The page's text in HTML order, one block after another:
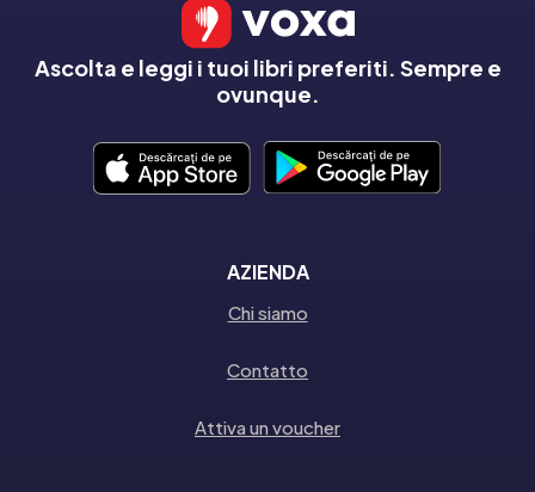
Ascolta e leggi i tuoi libri preferiti. Sempre e
ovunque.
AZIENDA
Chi siamo
Contatto
Attiva un voucher